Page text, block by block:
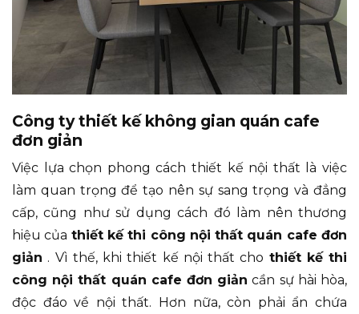
Công ty thiết kế không gian quán cafe
đơn giản
Việc lựa chọn phong cách thiết kế nội thất là việc
làm quan trọng để tạo nên sự sang trọng và đẳng
cấp, cũng như sử dụng cách đó làm nên thương
hiệu của thiết kế thi công nội thất quán cafe đơn
giản . Vì thế, khi thiết kế nội thất cho thiết kế thi
công nội thất quán cafe đơn giản cần sự hài hòa,
độc đáo về nội thất. Hơn nữa, còn phải ẩn chứa